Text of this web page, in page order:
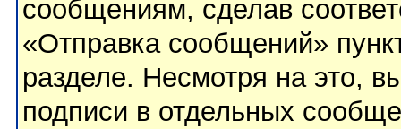
сообщениям, сделав
«Отправка сообщений»
разделе. Несмотря на это,
подписи в отдельных